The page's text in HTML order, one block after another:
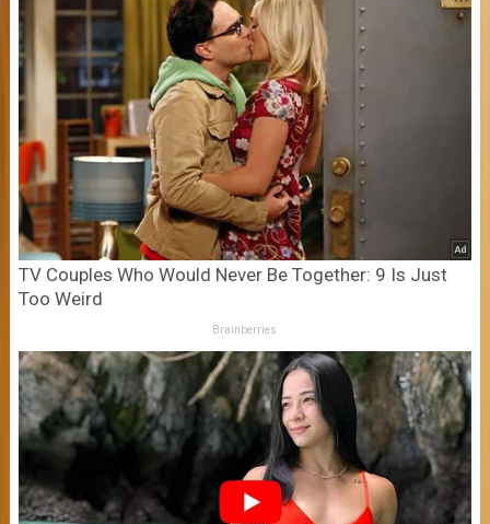
TV Couples Who Would Never Be Together: 9 Is Just
Too Weird
Brainberries